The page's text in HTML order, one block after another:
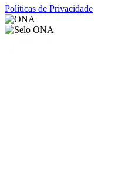
Políticas de Privacidade